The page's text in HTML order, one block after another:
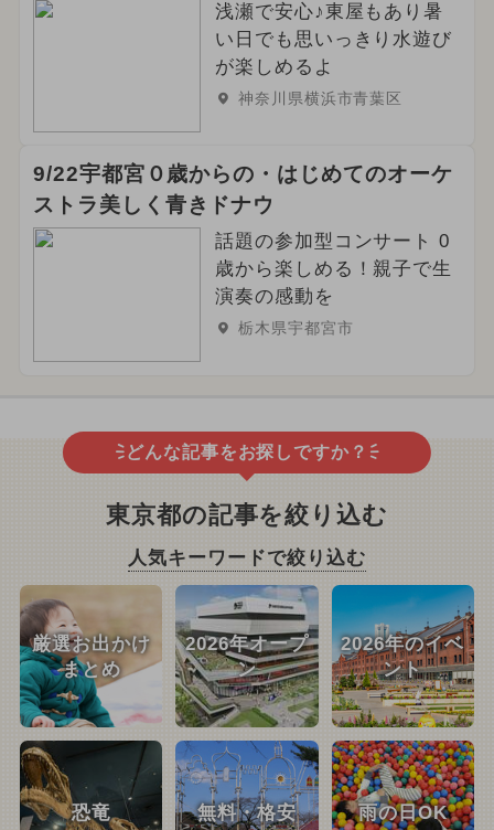
浅瀬で安心♪東屋もあり暑
い日でも思いっきり水遊び
が楽しめるよ
神奈川県横浜市青葉区
9/22宇都宮０歳からの・はじめてのオーケ
ストラ美しく青きドナウ
話題の参加型コンサート 0
歳から楽しめる！親子で生
演奏の感動を
栃木県宇都宮市
どんな記事をお探しですか？
東京都の記事を絞り込む
人気キーワードで絞り込む
厳選お出かけ
まとめ
2026年オープ
ン
2026年のイベ
ント
恐竜 無料・格安 雨の日OK